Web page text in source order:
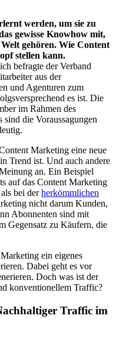
werden, um sie zu
gewisse Knowhow mit,
gehören. Wie Content
stellen kann.
befragte der Verband
aus der
und Agenturen zum
es ist. Die
im Rahmen des
die Voraussagungen
Marketing eine neue
Trend ist. Und auch andere
an. Ein Beispiel
auf das Content Marketing
bei derherkömmlichen
nicht darum Kunden,
Abonnenten sind mit
Gegensatz zu Käufern, die
ein eigenes
Dabei geht es vor
Doch was ist der
konventionellem Traffic?
Traffic im